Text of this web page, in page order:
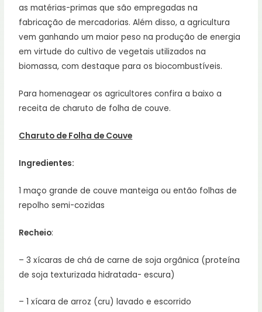
as matérias-primas que são empregadas na
fabricação de mercadorias. Além disso, a agricultura
vem ganhando um maior peso na produção de energia
em virtude do cultivo de vegetais utilizados na
biomassa, com destaque para os biocombustíveis.
Para homenagear os agricultores confira a baixo a
receita de charuto de folha de couve.
Charuto de Folha de Couve
Ingredientes:
1 maço grande de couve manteiga ou então folhas de
repolho semi-cozidas
Recheio:
– 3 xícaras de chá de carne de soja orgânica (proteína
de soja texturizada hidratada- escura)
– 1 xícara de arroz (cru) lavado e escorrido